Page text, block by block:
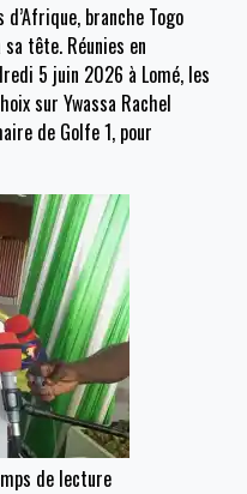
d’Afrique, branche Togo
sa tête. Réunies en
5 juin 2026 à Lomé, les
sur Ywassa Rachel
de Golfe 1, pour
de lecture